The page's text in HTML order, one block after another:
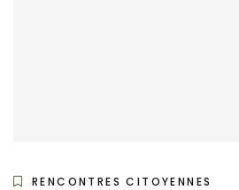
RENCONTRES CITOYENNES